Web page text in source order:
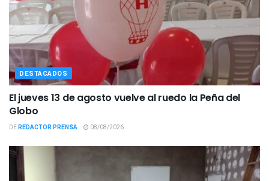
DESTACADOS
El jueves 13 de agosto vuelve al ruedo la Peña del
Globo
DEREDACTOR PRENSA 08/08/2026